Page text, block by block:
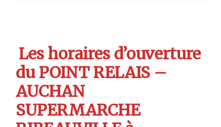
Les horaires d’ouverture
du POINT RELAIS –
AUCHAN
SUPERMARCHE